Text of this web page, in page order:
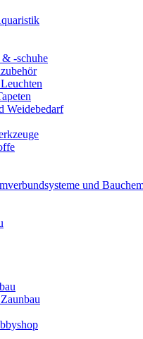
-schuhe
Weidebedarf
und